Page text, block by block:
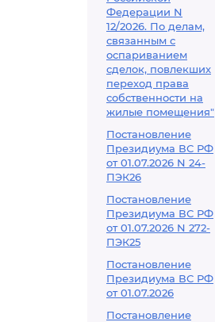
Федерации N
12/2026. По делам,
связанным с
оспариванием
сделок, повлекших
переход права
собственности на
жилые помещения"
Постановление
Президиума ВС РФ
от 01.07.2026 N 24-
ПЭК26
Постановление
Президиума ВС РФ
от 01.07.2026 N 272-
ПЭК25
Постановление
Президиума ВС РФ
от 01.07.2026
Постановление